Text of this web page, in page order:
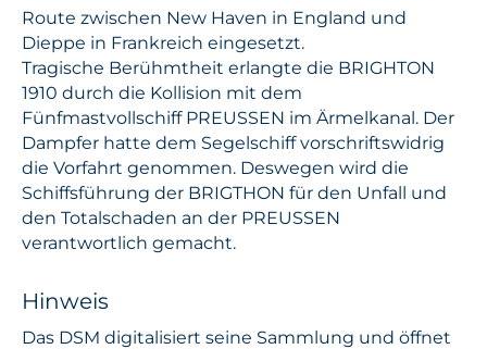
Route zwischen New Haven in England und
Dieppe in Frankreich eingesetzt.
Tragische Berühmtheit erlangte die BRIGHTON
1910 durch die Kollision mit dem
Fünfmastvollschiff PREUSSEN im Ärmelkanal. Der
Dampfer hatte dem Segelschiff vorschriftswidrig
die Vorfahrt genommen. Deswegen wird die
Schiffsführung der BRIGTHON für den Unfall und
den Totalschaden an der PREUSSEN
verantwortlich gemacht.
Hinweis
Das DSM digitalisiert seine Sammlung und öffnet